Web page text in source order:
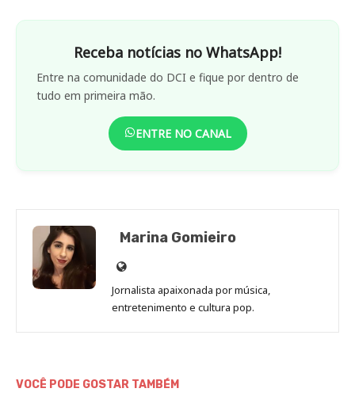
Receba notícias no WhatsApp!
Entre na comunidade do DCI e fique por dentro de
tudo em primeira mão.
ENTRE NO CANAL
Marina Gomieiro
Site
de
Marina
Jornalista apaixonada por música,
entretenimento e cultura pop.
VOCÊ PODE GOSTAR TAMBÉM